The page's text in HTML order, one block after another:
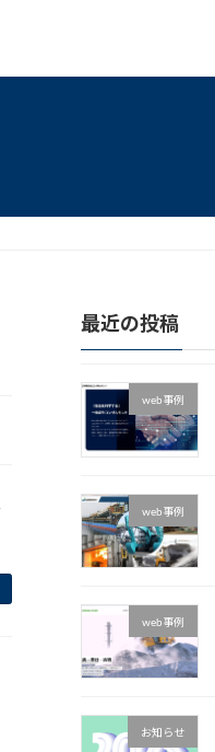
最近の投稿
web事例
web事例
web事例
お知らせ